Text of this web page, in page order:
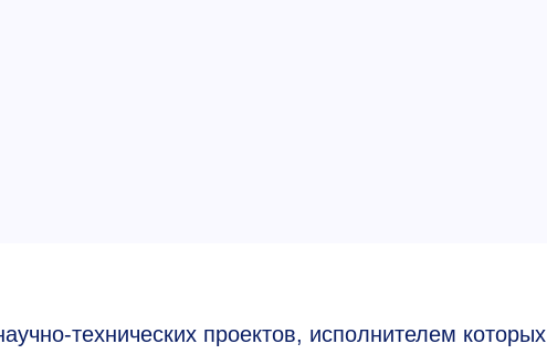
технических проектов, исполнителем которых